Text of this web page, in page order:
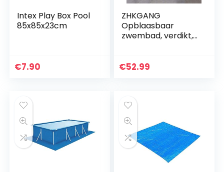
Intex Play Box Pool
85x85x23cm
€7.90
ZHKGANG
Opblaasbaar
zwembad, verdikt,
badkuip, drielaags
€52.99